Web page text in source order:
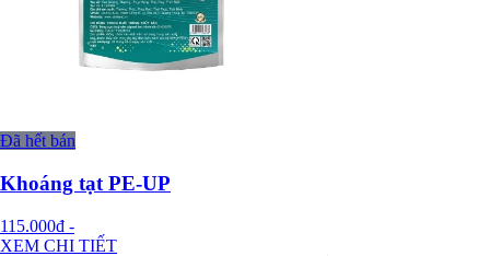
Đã hết bán
Khoáng tạt PE-UP
115.000đ -
XEM CHI TIẾT